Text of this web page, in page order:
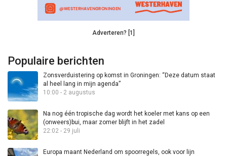
Adverteren? [1]
Populaire berichten
Zonsverduistering op komst in Groningen: “Deze datum staat
al heel lang in mijn agenda”
10:00 - 2 augustus
Na nog één tropische dag wordt het koeler met kans op een
(onweers)bui, maar zomer blijft in het zadel
22:02 - 29 juli
Europa maant Nederland om spoorregels, ook voor lijn